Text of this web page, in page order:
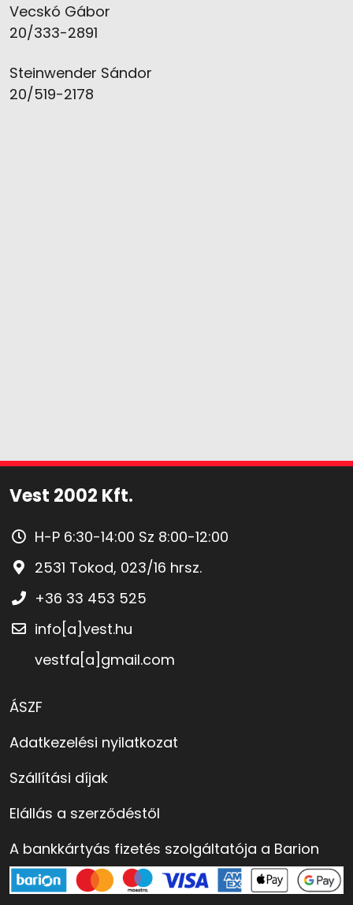
Vecskó Gábor
20/333-2891
Steinwender Sándor
20/519-2178
Vest 2002 Kft.
H-P 6:30-14:00 Sz 8:00-12:00
2531 Tokod, 023/16 hrsz.
+36 33 453 525
info[a]vest.hu
vestfa[a]gmail.com
ÁSZF
Adatkezelési nyilatkozat
Szállítási díjak
Elállás a szerződéstől
A bankkártyás fizetés szolgáltatója a Barion